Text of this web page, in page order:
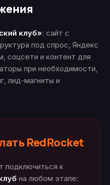
клуб»: сайт с
под спрос, Яндекс
соцсети и контент для
при необходимости,
лид-магниты и
RedRocket
подключиться к
на любом этапе: